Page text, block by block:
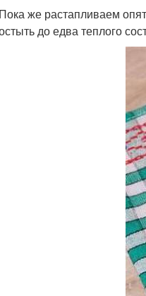
Пока же растапливаем
до едва теплого